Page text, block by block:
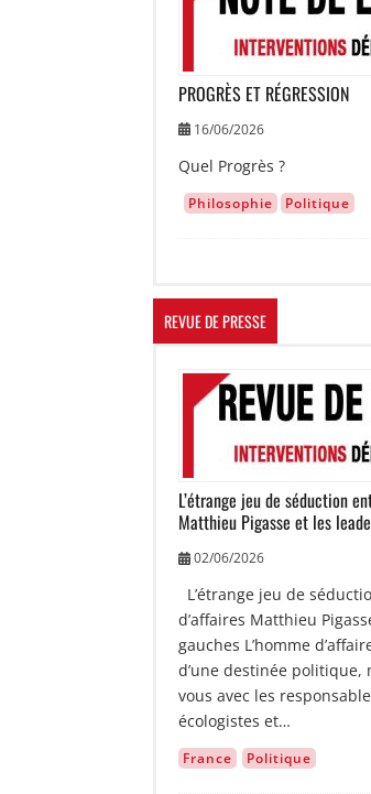
PROGRÈS ET RÉGRESSION
16/06/2026
Quel Progrès ?
Philosophie Politique
REVUE DE PRESSE
Image
L’étrange jeu de séduction
Matthieu Pigasse et les
02/06/2026
L’étrange jeu de
d’affaires Matthieu
gauches L’homme
d’une destinée
vous avec les
écologistes et…
France Politique